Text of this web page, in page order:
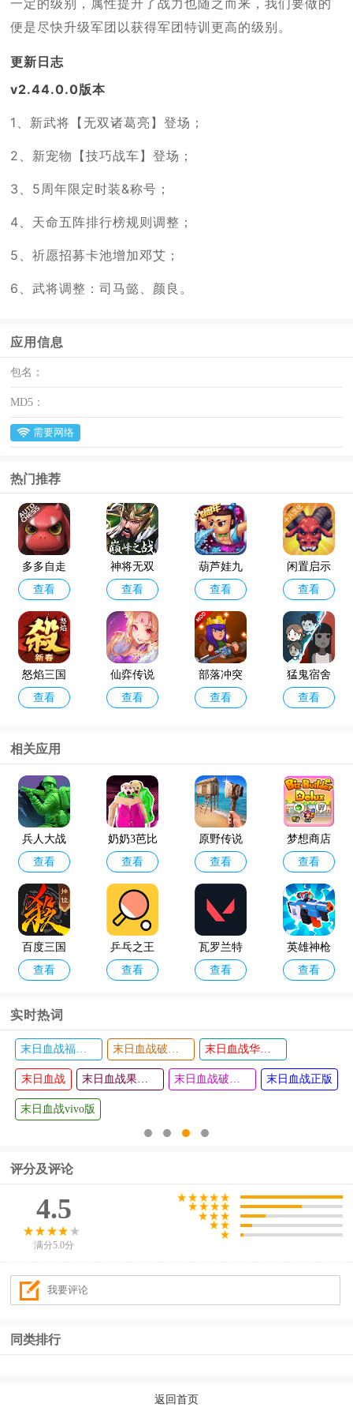
便是尽快升级军团以获得军团特训更高的级别。
更新日志
v2.44.0.0版本
1、新武将【无双诸葛亮】登场；
2、新宠物【技巧战车】登场；
3、5周年限定时装&称号；
4、天命五阵排行榜规则调整；
5、祈愿招募卡池增加邓艾；
6、武将调整：司马懿、颜良。
应用信息
包名：
MD5：
需要网络
热门推荐
多多自走
棋官方版
查看
神将无双
最新版
查看
葫芦娃九
游版
查看
闲置启示
录手游
查看
怒焰三国
杀oppo版
查看
仙弈传说
手游taptap
查看
部落冲突
破解版202
查看
猛鬼宿舍
最新版破
查看
咸鱼之王
最新版本
查看
金铲铲之
战体验服
官方版202
4
查看
相关应用
兵人大战
折扣端
查看
奶奶3芭比
版
查看
原野传说
史前万年
手游最新
版本
查看
梦想商店
街物语破
解版无限
硬币爱心
版
查看
百度三国
杀手机互
查看
乒乓之王
查看
瓦罗兰特
手游测试
查看
英雄神枪
手小游戏
查看
魔剑士卡
牌魔潮官
方版
查看
闭店事件
后室手游
查看
实时热词
末日血战 末日血战正版
末日血战vivo版
评分及评论
4.5
满分5.0分
同类排行
返回首页